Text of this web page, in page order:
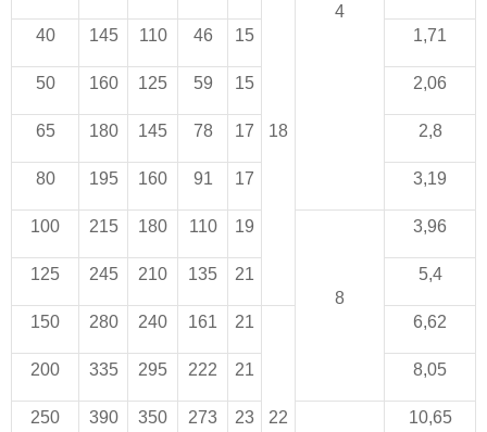
4
18
40 145 110 46 15 1,71
50 160 125 59 15 2,06
65 180 145 78 17 2,8
80 195 160 91 17 3,19
100 215 180 110 19
8
3,96
125 245 210 135 21 5,4
150 280 240 161 21
22
6,62
200 335 295 222 21 8,05
250 390 350 273
23
10,65